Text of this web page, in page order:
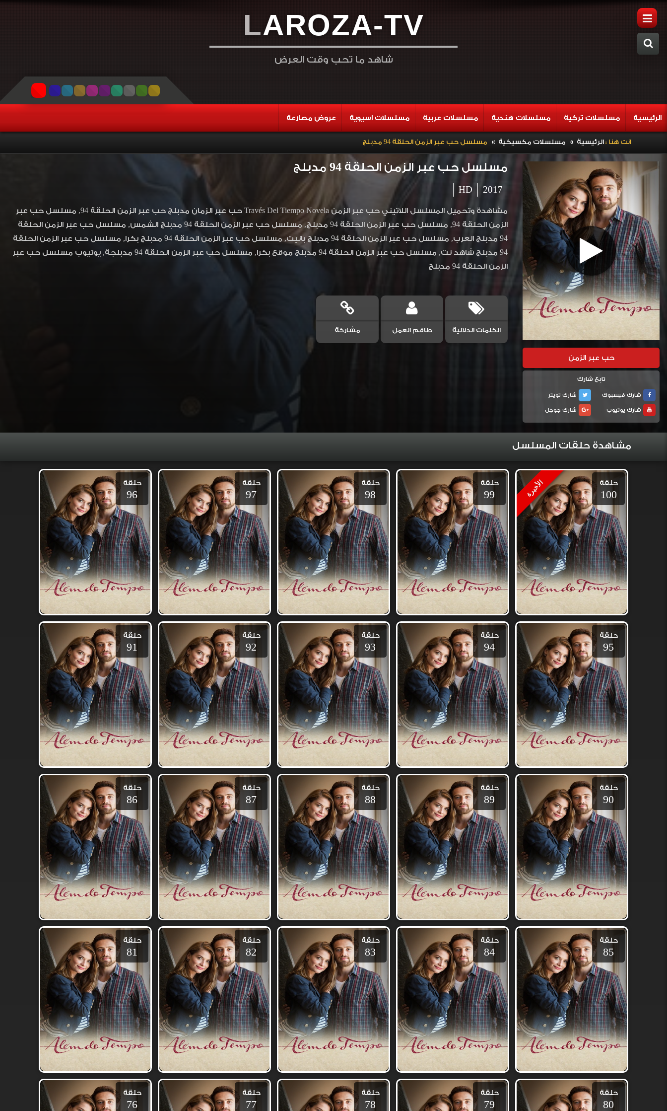
LAROZA-TV
شاهد ما تحب وقت العرض
الرئيسية مسلسلات تركية مسلسلات هندية مسلسلات عربية مسلسلات اسيوية عروض مصارعة
انت هنا :الرئيسية » مسلسلات مكسيكية » مسلسل حب عبر الزمن الحلقة 94 مدبلج
حب عبر الزمن
تابع شارك
شارك فيسبوك
شارك تويتر
شارك يوتيوب
شارك جوجل
مسلسل حب عبر الزمن الحلقة 94 مدبلج
2017
HD
مشاهدة وتحميل المسلسل اللاتيني حب عبر الزمن Través Del Tiempo Novela حب عبر الزمان مدبلج حب عبر الزمن الحلقة 94, مسلسل حب عبر
الزمن الحلقة 94, مسلسل حب عبر الزمن الحلقة 94 مدبلج, مسلسل حب عبر الزمن الحلقة 94 مدبلج الشمس, مسلسل حب عبر الزمن الحلقة
94 مدبلج العرب, مسلسل حب عبر الزمن الحلقة 94 مدبلج بانيت, مسلسل حب عبر الزمن الحلقة 94 مدبلج بكرا, مسلسل حب عبر الزمن الحلقة
94 مدبلج شاهد نت, مسلسل حب عبر الزمن الحلقة 94 مدبلج موقع بكرا, مسلسل حب عبر الزمن الحلقة 94 مدبلجة, يوتيوب مسلسل حب عبر
الزمن الحلقة 94 مدبلج
الكلمات الدلالية طاقم العمل مشاركة
مشاهدة حلقات المسلسل
الأخيرة حلقة
100
حلقة
99
حلقة
98
حلقة
97
حلقة
96
حلقة
95
حلقة
94
حلقة
93
حلقة
92
حلقة
91
حلقة
90
حلقة
89
حلقة
88
حلقة
87
حلقة
86
حلقة
85
حلقة
84
حلقة
83
حلقة
82
حلقة
81
حلقة
80
حلقة
79
حلقة
78
حلقة
77
حلقة
76